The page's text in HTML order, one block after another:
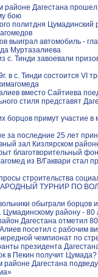
районе Дагестана
бою
политдня
выиграл автомобиль -
Муртазалиева
с. Тинди завоевали
в с. Тинди состоится VI
вместо Сайтиева
стиля представят
борцов примут участие
за последние 25 лет
зал Кизлярском
благотворительный
из В/Гаквари стал
строительства
ТУРНИР ПО
обыграли борцов
району - 80
Дагестана отметил
посетил с рабочим
чемпионат по
президента
в Пекин получит Цумада?
районе Дагестана